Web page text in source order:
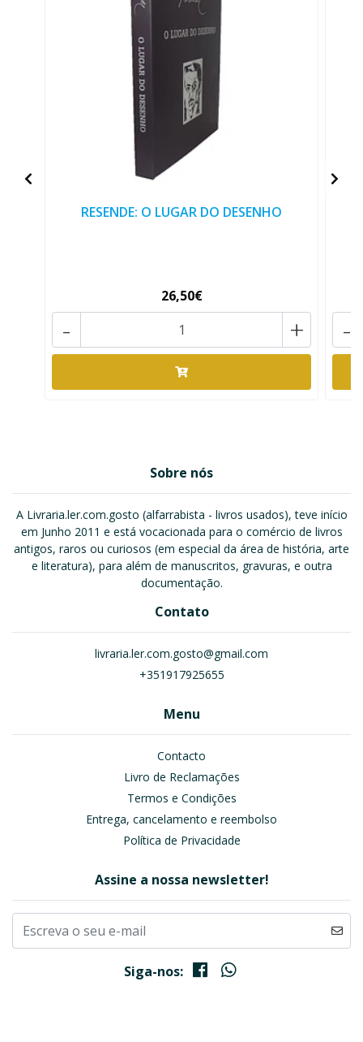
RESENDE: O LUGAR DO DESENHO
26,50€
+
- -
Sobre nós
A Livraria.ler.com.gosto (alfarrabista - livros usados), teve início
em Junho 2011 e está vocacionada para o comércio de livros
antigos, raros ou curiosos (em especial da área de história, arte
e literatura), para além de manuscritos, gravuras, e outra
documentação.
Contato
livraria.ler.com.gosto@gmail.com
+351917925655
Menu
Contacto
Livro de Reclamações
Termos e Condições
Entrega, cancelamento e reembolso
Política de Privacidade
Assine a nossa newsletter!
Siga-nos: